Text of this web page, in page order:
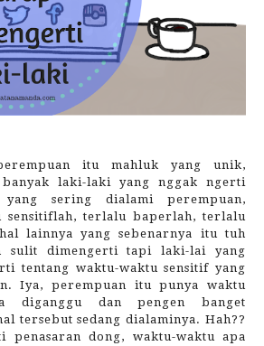
itu mahluk yang unik,
banyak laki-laki yang nggak ngerti
sering dialami perempuan,
sensitiflah, terlalu baperlah, terlalu
lainnya yang sebenarnya itu tuh
sulit dimengerti tapi laki-lai yang
tentang waktu-waktu sensitif yang
Iya, perempuan itu punya waktu
diganggu dan pengen banget
tersebut sedang dialaminya. Hah??
penasaran dong, waktu-waktu apa